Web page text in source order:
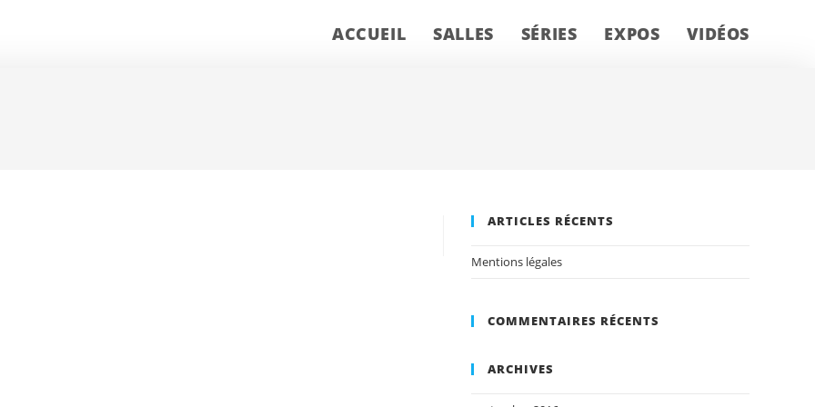
ACCUEIL SALLES SÉRIES EXPOS VIDÉOS
ARTICLES RÉCENTS
Mentions légales
COMMENTAIRES RÉCENTS
ARCHIVES